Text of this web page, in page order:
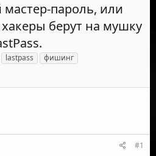
мастер-пароль, или
берут на мушку
Т
е
и
lastpass фишинг
#1